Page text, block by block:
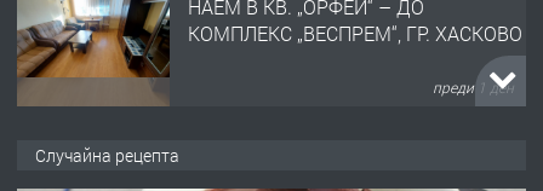
преди 1 ден
Случайна рецепта